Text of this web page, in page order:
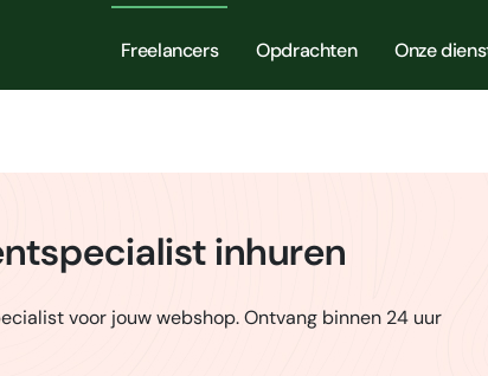
Freelancers Opdrachten Onze
inhuren
voor jouw webshop. Ontvang binnen 24 uur